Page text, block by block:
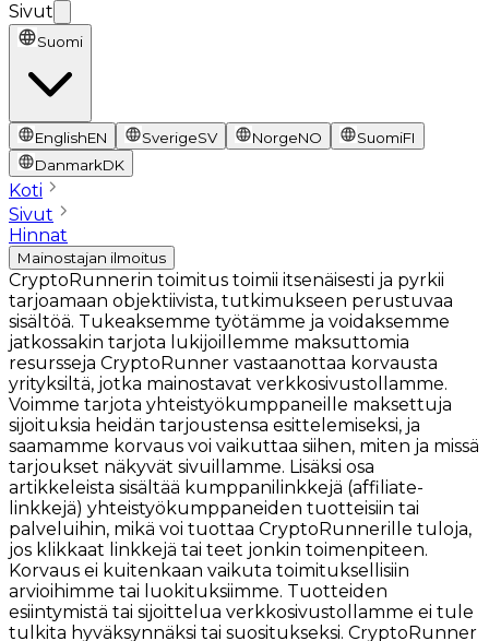
Sivut
Suomi
EnglishEN SverigeSV NorgeNO SuomiFI
DanmarkDK
Koti
Sivut
Hinnat
Mainostajan ilmoitus
CryptoRunnerin toimitus toimii itsenäisesti ja pyrkii
tarjoamaan objektiivista, tutkimukseen perustuvaa
sisältöä. Tukeaksemme työtämme ja voidaksemme
jatkossakin tarjota lukijoillemme maksuttomia
resursseja CryptoRunner vastaanottaa korvausta
yrityksiltä, jotka mainostavat verkkosivustollamme.
Voimme tarjota yhteistyökumppaneille maksettuja
sijoituksia heidän tarjoustensa esittelemiseksi, ja
saamamme korvaus voi vaikuttaa siihen, miten ja missä
tarjoukset näkyvät sivuillamme. Lisäksi osa
artikkeleista sisältää kumppanilinkkejä (affiliate-
linkkejä) yhteistyökumppaneiden tuotteisiin tai
palveluihin, mikä voi tuottaa CryptoRunnerille tuloja,
jos klikkaat linkkejä tai teet jonkin toimenpiteen.
Korvaus ei kuitenkaan vaikuta toimituksellisiin
arvioihimme tai luokituksiimme. Tuotteiden
esiintymistä tai sijoittelua verkkosivustollamme ei tule
tulkita hyväksynnäksi tai suositukseksi. CryptoRunner